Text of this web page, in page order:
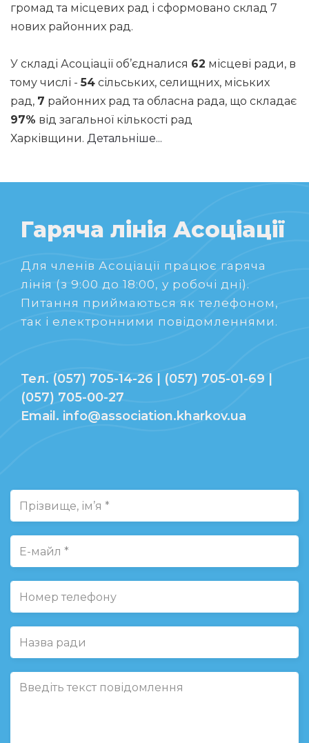
громад та місцевих рад і сформовано склад 7
нових районних рад.
У складі Асоціації об’єдналися 62 місцеві ради, в
тому числі -54 сільських, селищних, міських
рад, 7 районних рад та обласна рада, що складає
97% від загальної кількості рад
Харківщини. Детальніше...
Гаряча лінія Асоціації
Для членів Асоціації працює гаряча
лінія (з 9:00 до 18:00, у робочі дні).
Питання приймаються як телефоном,
так і електронними повідомленнями.
Тел. (057) 705-14-26 | (057) 705-01-69 |
(057) 705-00-27
Email. info@association.kharkov.ua